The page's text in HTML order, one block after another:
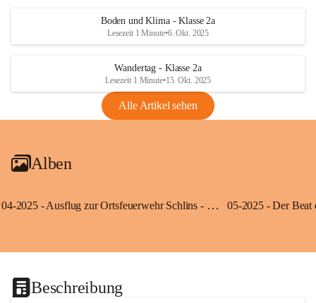
Boden und Klima - Klasse 2a
Lesezeit 1 Minute•6. Okt. 2025
Wandertag - Klasse 2a
Lesezeit 1 Minute•15. Okt. 2025
Alle Artikel sehen
Alben
04-2025 - Ausflug zur Ortsfeuerwehr Schlins - Klassen 3a und 3b
Beschreibung